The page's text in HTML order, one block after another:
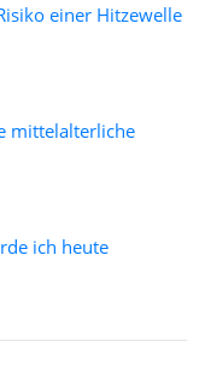
einer Hitzewelle
mittelalterliche
ich heute